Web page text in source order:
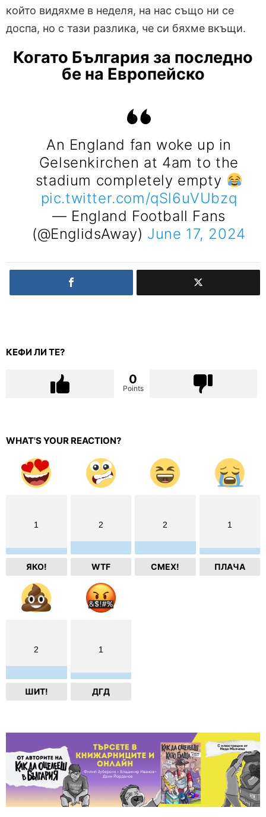
който видяхме в неделя, на нас също ни се
доспа, но с тази разлика, че си бяхме вкъщи.
Когато България за последно
бе на Европейско
An England fan woke up in
Gelsenkirchen at 4am to the
stadium completely empty
pic.twitter.com/qSl6uVUbzq
— England Football Fans
(@EnglidsAway) June 17, 2024
КЕФИ ЛИ ТЕ?
0
Points
WHAT'S YOUR REACTION?
1
ЯКО!
2
WTF
2
СМЕХ!
1
ПЛАЧА
2
ШИТ!
1
ДГД